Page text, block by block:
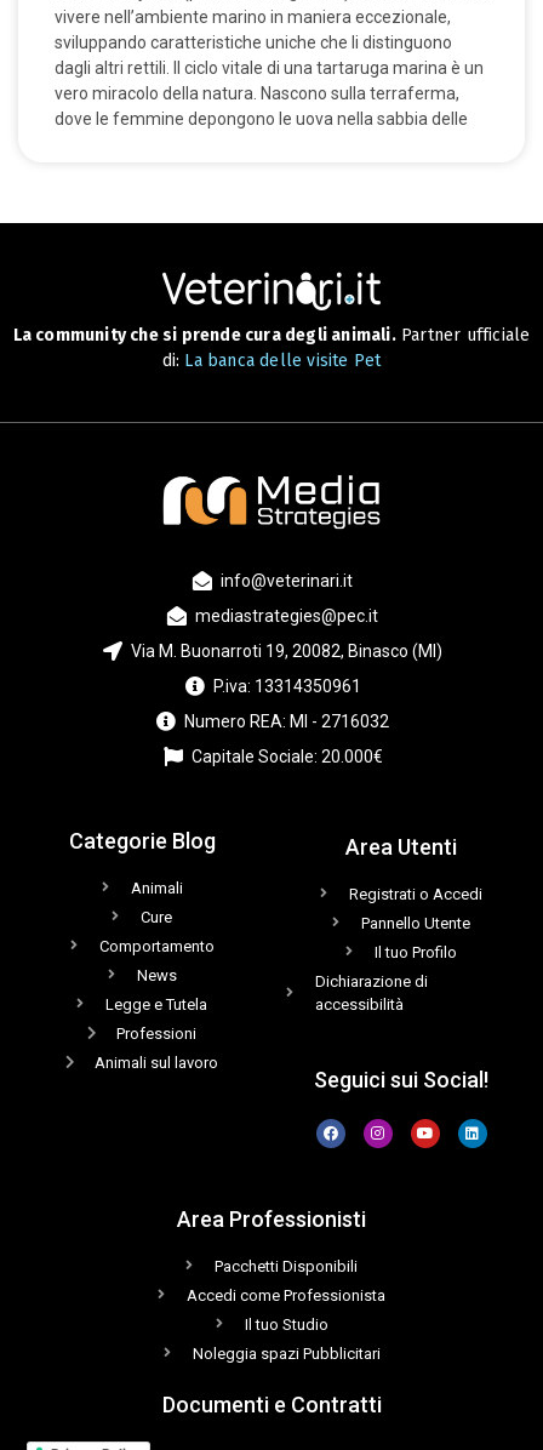
vivere nell’ambiente marino in maniera eccezionale,
sviluppando caratteristiche uniche che li distinguono
dagli altri rettili. Il ciclo vitale di una tartaruga marina è un
vero miracolo della natura. Nascono sulla terraferma,
dove le femmine depongono le uova nella sabbia delle
La community che si prende cura degli animali.Partner ufficiale
di: La banca delle visite Pet
info@veterinari.it
mediastrategies@pec.it
Via M. Buonarroti 19, 20082, Binasco (MI)
P.iva: 13314350961
Numero REA: MI - 2716032
Capitale Sociale: 20.000€
Categorie Blog
Animali
Cure
Comportamento
News
Legge e Tutela
Professioni
Animali sul lavoro
Area Utenti
Registrati o Accedi
Pannello Utente
Il tuo Profilo
Dichiarazione di
accessibilità
Seguici sui Social!
Area Professionisti
Pacchetti Disponibili
Accedi come Professionista
Il tuo Studio
Noleggia spazi Pubblicitari
Documenti e Contratti